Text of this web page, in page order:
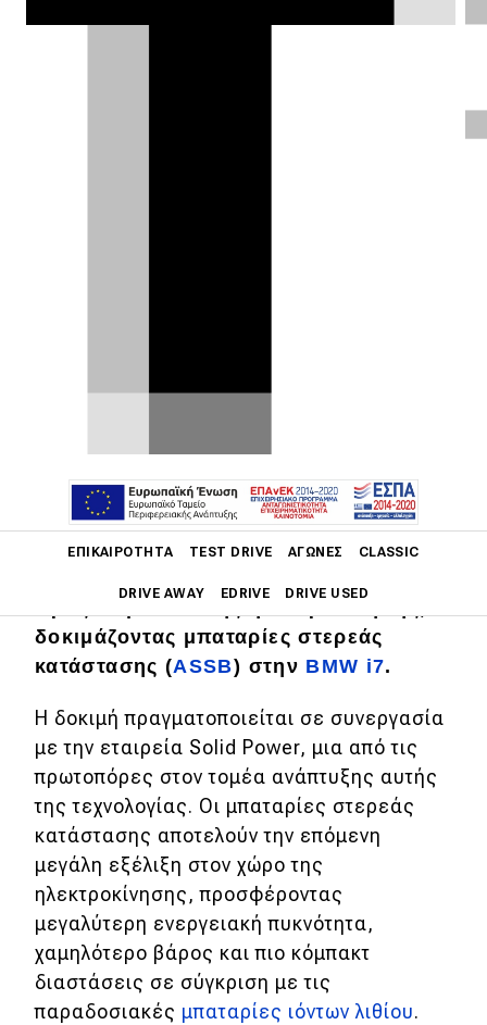
ΕΠΙΚΑΙΡΌΤΗΤΑ TEST DRIVE ΑΓΏΝΕΣ CLASSIC
DRIVE AWAY EDRIVE DRIVE USED
Main navigation
Επικαιρότητα
Νέα μοντέλα
Πρωτότυπα
Ελλάδα
Κόσμος
Τεχνολογία
Ασφάλεια
Αγορά
Απόψεις
προσφέροντας μεγαλύτερη ενεργειακή
δοκιμάζοντας μπαταρίες στερεάς
κατάστασης (ASSB) στην BMW i7.
Η δοκιμή πραγματοποιείται σε συνεργασία
με την εταιρεία Solid Power, μια από τις
πρωτοπόρες στον τομέα ανάπτυξης αυτής
της τεχνολογίας. Οι μπαταρίες στερεάς
κατάστασης αποτελούν την επόμενη
μεγάλη εξέλιξη στον χώρο της
ηλεκτροκίνησης, προσφέροντας
μεγαλύτερη ενεργειακή πυκνότητα,
χαμηλότερο βάρος και πιο κόμπακτ
διαστάσεις σε σύγκριση με τις
παραδοσιακές μπαταρίες ιόντων λιθίου.